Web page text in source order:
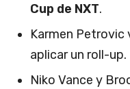
Cup de NXT.
Karmen Petrovic
aplicar un roll-up.
Niko Vance y